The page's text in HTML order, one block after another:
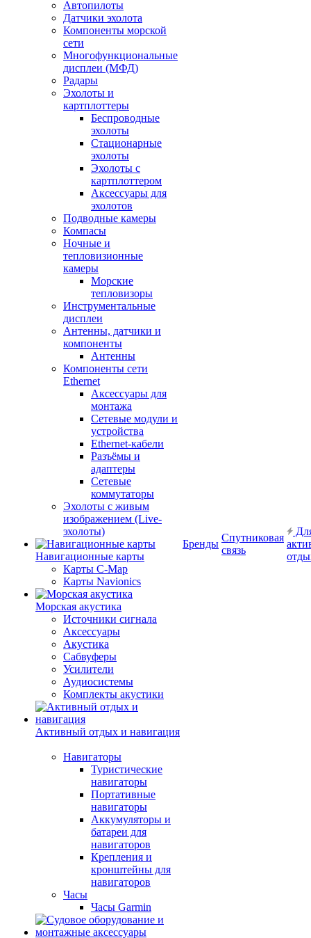
Автопилоты
Датчики эхолота
Компоненты морской
сети
Многофункциональные
дисплеи (МФД)
Радары
Эхолоты и
картплоттеры
Беспроводные
эхолоты
Стационарные
эхолоты
Эхолоты с
картплоттером
Аксессуары для
эхолотов
Подводные камеры
Компасы
Ночные и
тепловизионные
камеры
Морские
тепловизоры
Инструментальные
дисплеи
Антенны, датчики и
компоненты
Антенны
Компоненты сети
Ethernet
Аксессуары для
монтажа
Сетевые модули и
устройства
Ethernet-кабели
Разъёмы и
адаптеры
Сетевые
коммутаторы
Эхолоты с живым
изображением (Live-
эхолоты)
Навигационные карты
Карты C-Map
Карты Navionics
Морская акустика
Источники сигнала
Аксессуары
Акустика
Сабвуферы
Усилители
Аудиосистемы
Комплекты акустики
Активный отдых и навигация
Навигаторы
Туристические
навигаторы
Портативные
навигаторы
Аккумуляторы и
батареи для
навигаторов
Крепления и
кронштейны для
навигаторов
Часы
Часы Garmin
Бренды
Спутниковая
связь